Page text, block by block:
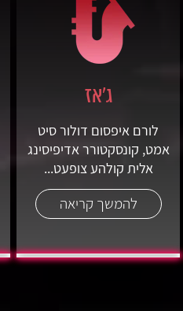
ג'אז
לורם איפסום דולור סיט
אמט, קונסקטורר אדיפיסינג
אלית קולהע צופעט...
להמשך קריאה